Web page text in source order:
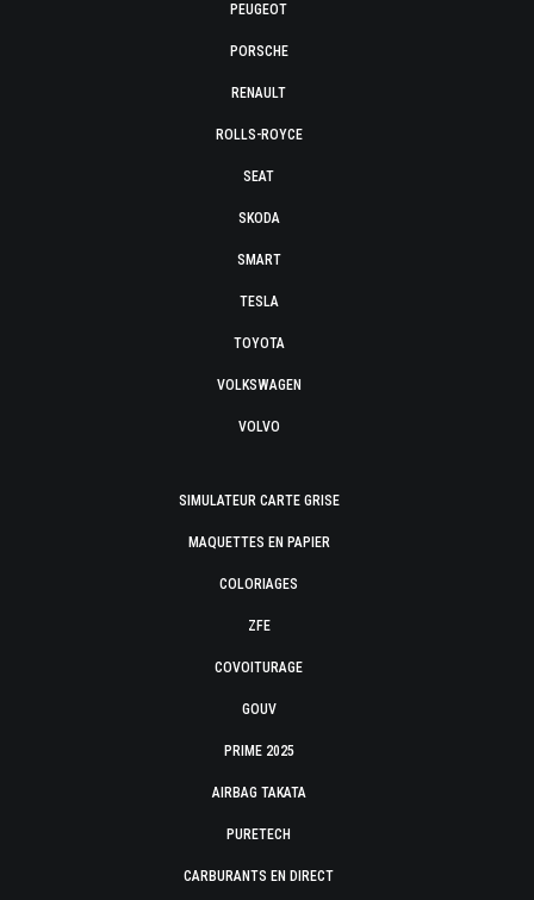
PEUGEOT
PORSCHE
RENAULT
ROLLS-ROYCE
SEAT
SKODA
SMART
TESLA
TOYOTA
VOLKSWAGEN
VOLVO
SIMULATEUR CARTE GRISE
MAQUETTES EN PAPIER
COLORIAGES
ZFE
COVOITURAGE
GOUV
PRIME 2025
AIRBAG TAKATA
PURETECH
CARBURANTS EN DIRECT